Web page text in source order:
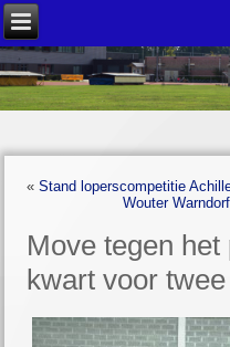
«Stand loperscompetitie
Wouter
Move tegen
kwart voor twee